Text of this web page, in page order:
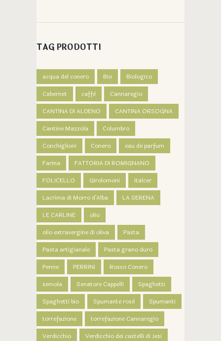
TAG PRODOTTI
acqua del conero Bio
Biologico
Cabernet
caffè
Cannaregio
CANTINA DI ALDENO
CANTINA ORSOGNA
Cantine Mazzola
Columbro
Conchiglioni
Conero
eau de parfum
Farina
FATTORIA DI ROMIGNANO
FOLICELLO
Girolomoni
Italcer
Lacrima di Morro d'Alba
LA SERENA
LE CARLINE
olio
olio extravergine di oliva
Pasta
Pasta artigianale
Pasta grano duro
Penne
PERRINI
Rosso Conero
semola
Senatore Cappelli
Spaghetti
Spaghetti bio
Spumante rosè
Spumanti
torrefazione
torrefazione Cannaregio
Verdicchio
Verdicchio dei castelli di Jesi